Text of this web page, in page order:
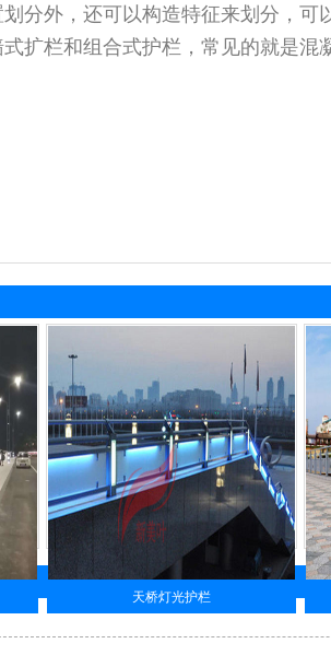
外，还可以构造特征来划分，可
扩栏和组合式护栏，常见的就是混
天桥灯光护栏